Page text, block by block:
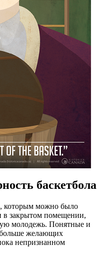
баскетбола
которым можно было
в закрытом помещении,
молодежь. Понятные и
больше желающих
непризнанном